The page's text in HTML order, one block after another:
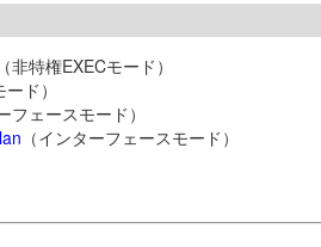
（非特権EXECモード）
ド）
フェースモード）
（インターフェースモード）